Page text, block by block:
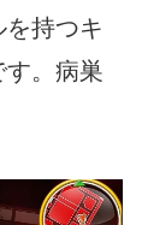
持つキ
す。病巣